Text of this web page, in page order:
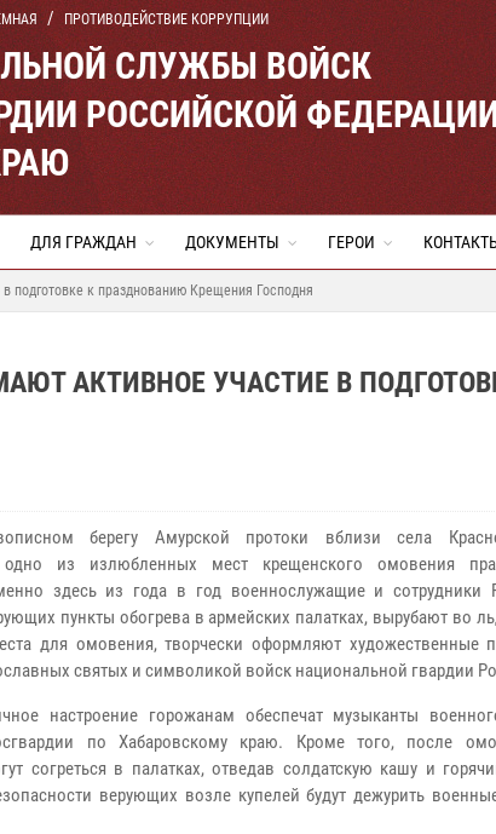
ПРОТИВОДЕЙСТВИЕ КОРРУПЦИИ
СЛУЖБЫ ВОЙСК
РОССИЙСКОЙ
ДЛЯ ГРАЖДАН ДОКУМЕНТЫ ГЕРОИ
подготовке к празднованию Крещения Господня
АКТИВНОЕ УЧАСТИЕ В
берегу Амурской протоки вблизи села
одно из излюбленных мест крещенского омовения
здесь из года в год военнослужащие и сотрудники
пункты обогрева в армейских палатках, вырубают во
для омовения, творчески оформляют художественные
святых и символикой войск национальной гвардии
настроение горожанам обеспечат музыканты
по Хабаровскому краю. Кроме того, после
согреться в палатках, отведав солдатскую кашу и
верующих возле купелей будут дежурить